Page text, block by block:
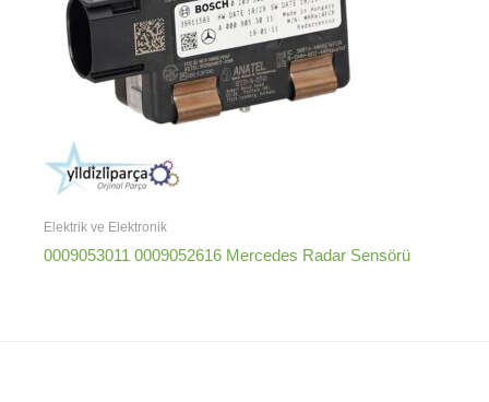
Elektrik ve Elektronik
0009053011 0009052616 Mercedes Radar Sensörü